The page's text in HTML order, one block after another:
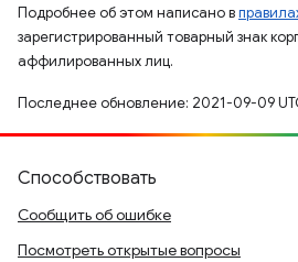
Подробнее об этом написано в
зарегистрированный товарный знак
аффилированных лиц.
Последнее обновление: 2021-09-09
Способствовать
Сообщить об ошибке
Посмотреть открытые вопросы